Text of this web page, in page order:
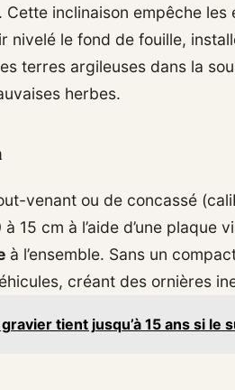
Cette inclinaison empêche les
nivelé le fond de fouille,
terres argileuses dans la
herbes.
venant ou de concassé
15 cm à l’aide d’une plaque
à l’ensemble. Sans un
créant des ornières
tient jusqu’à 15 ans si le